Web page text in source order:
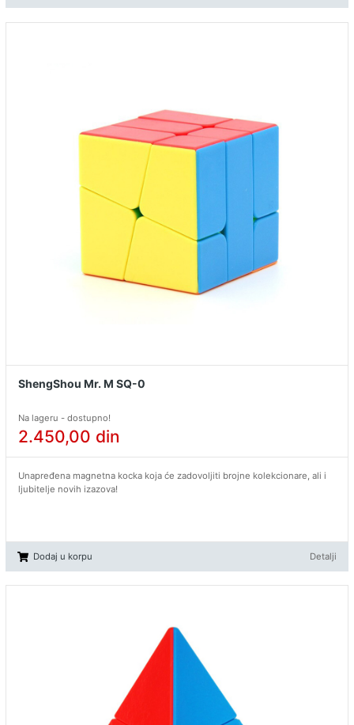
ShengShou Mr. M SQ-0
Na lageru - dostupno!
2.450,00 din
Unapređena magnetna kocka koja će zadovoljiti brojne kolekcionare, ali i
ljubitelje novih izazova!
Dodaj u korpu Detalji